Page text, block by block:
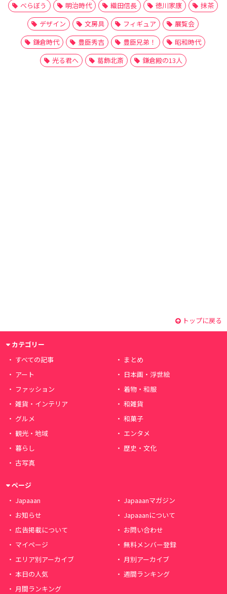
べらぼう
明治時代 織田信長 徳川家康
抹茶
デザイン
文房具 フィギュア
展覧会
鎌倉時代
豊臣秀吉 豊臣兄弟！
昭和時代
光る君へ
葛飾北斎 鎌倉殿の13人
トップに戻る
カテゴリー
すべての記事
まとめ
アート
日本画・浮世絵
ファッション
着物・和服
雑貨・インテリア
和雑貨
グルメ
和菓子
観光・地域
エンタメ
暮らし
歴史・文化
古写真
ページ
Japaaan
Japaaanマガジン
お知らせ
Japaaanについて
広告掲載について
お問い合わせ
マイページ
無料メンバー登録
エリア別アーカイブ
月別アーカイブ
本日の人気
週間ランキング
月間ランキング